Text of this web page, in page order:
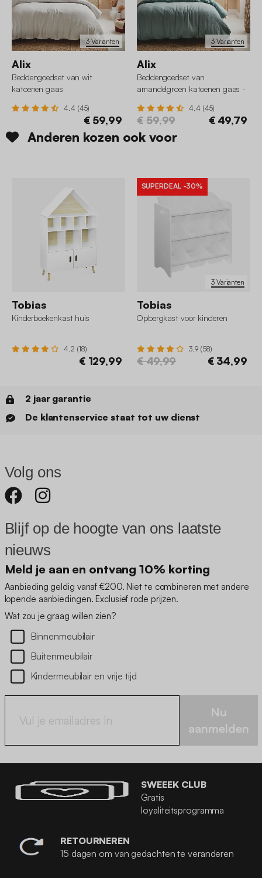
3 Varianten
Alix
Beddengoedset van wit
katoenen gaas
4.4 (45)
€ 59,99
3 Varianten
Alix
Beddengoedset van
amandelgroen katoenen gaas -
4.4 (45)
€ 59,99 € 49,79
Anderen kozen ook voor
Tobias
Kinderboekenkast huis
4.2 (18)
€ 129,99
3 Varianten
SUPERDEAL -30%
Tobias
Opbergkast voor kinderen
3.9 (58)
€ 49,99 € 34,99
2 jaar garantie
De klantenservice staat tot uw dienst
Volg ons
Blijf op de hoogte van ons laatste
nieuws
Meld je aan en ontvang 10% korting
Aanbieding geldig vanaf €200. Niet te combineren met andere
lopende aanbiedingen. Exclusief rode prijzen.
Wat zou je graag willen zien?
Binnenmeubilair
Buitenmeubilair
Kindermeubilair en vrije tijd
Nu
aanmelden
SWEEEK CLUB
Gratis
loyaliteitsprogramma
RETOURNEREN
15 dagen om van gedachten te veranderen